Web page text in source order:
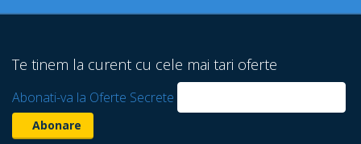
Te tinem la curent cu cele mai tari oferte
Abonati-va la Oferte Secrete